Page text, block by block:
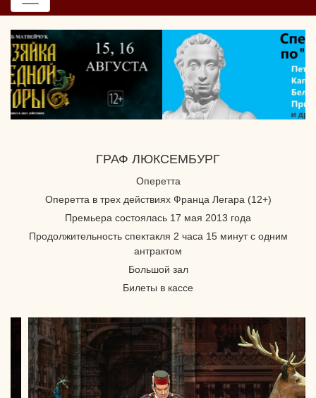
ГРАФ ЛЮКСЕМБУРГ
Оперетта
Оперетта в трех действиях Франца Легара (12+)
Премьера состоялась 17 мая 2013 года
Продолжительность спектакля 2 часа 15 минут с одним
антрактом
Большой зал
Билеты в кассе